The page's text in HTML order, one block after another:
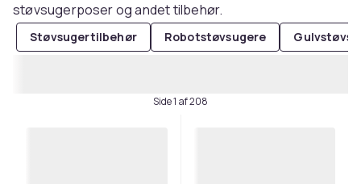
støvsugerposer og andet tilbehør.
Støvsugertilbehør Robotstøvsugere
Side 1 af 208